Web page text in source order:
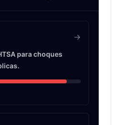
para choques
->